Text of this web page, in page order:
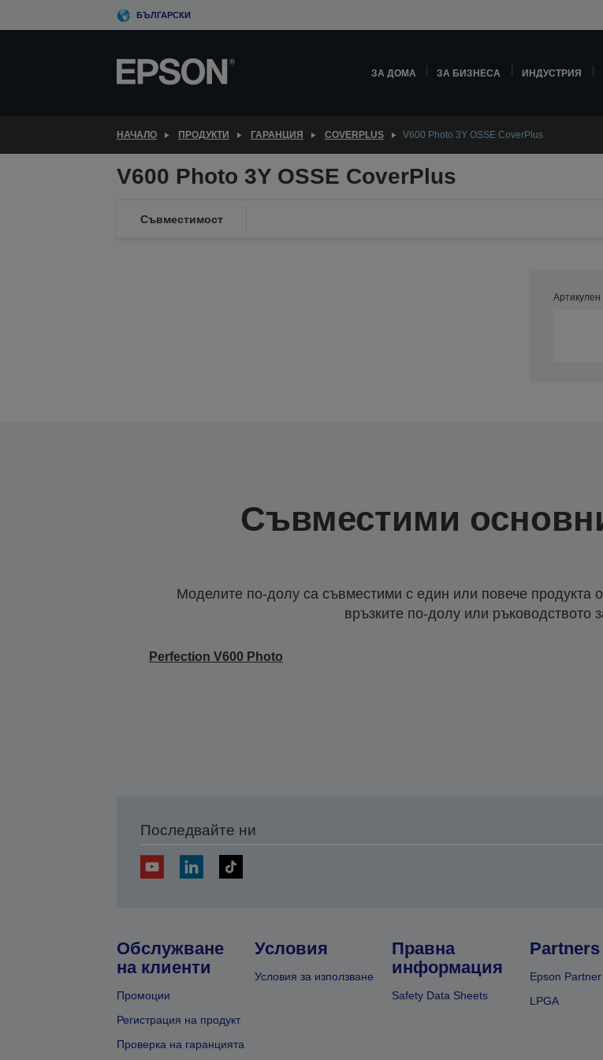
to
БЪЛГАРСКИ
ЗА ДОМА ЗА БИЗНЕСА ИНДУСТРИЯ
НАЧАЛО ПРОДУКТИ ГАРАНЦИЯ COVERPLUS V600 Photo 3Y OSSE CoverPlus
V600 Photo 3Y OSSE CoverPlus
Съвместимост
Съвместими
Моделите по-долу са съвместими с един или повече продукта
връзките по-долу или ръководството
Perfection V600 Photo
Последвайте ни
Обслужване
на клиенти
Промоции
Регистрация на продукт
Проверка на гаранцията
Условия
Условия за използване
Правна
информация
Safety Data Sheets
Partners
Epson
LPGA